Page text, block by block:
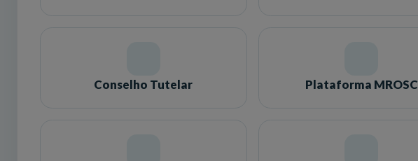
Conselho Tutelar Plataforma MROSC